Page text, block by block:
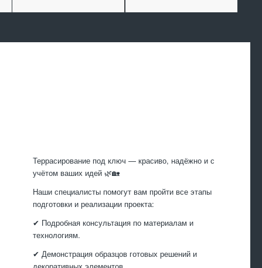
Террасирование под ключ — красиво, надёжно и с
учётом ваших идей 🌿🏡
Наши специалисты помогут вам пройти все этапы
подготовки и реализации проекта:
✔ Подробная консультация по материалам и
технологиям.
✔ Демонстрация образцов готовых решений и